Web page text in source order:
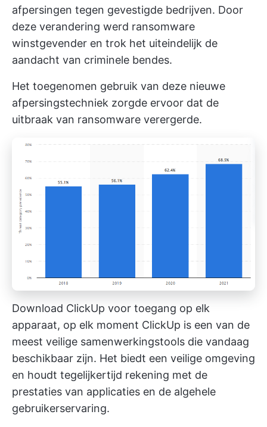
afpersingen tegen gevestigde bedrijven. Door
deze verandering werd ransomware
winstgevender en trok het uiteindelijk de
aandacht van criminele bendes.
Het toegenomen gebruik van deze nieuwe
afpersingstechniek zorgde ervoor dat de
uitbraak van ransomware verergerde.
Download ClickUp voor toegang op elk
apparaat, op elk moment ClickUp is een van de
meest veilige samenwerkingstools die vandaag
beschikbaar zijn. Het biedt een veilige omgeving
en houdt tegelijkertijd rekening met de
prestaties van applicaties en de algehele
gebruikerservaring.